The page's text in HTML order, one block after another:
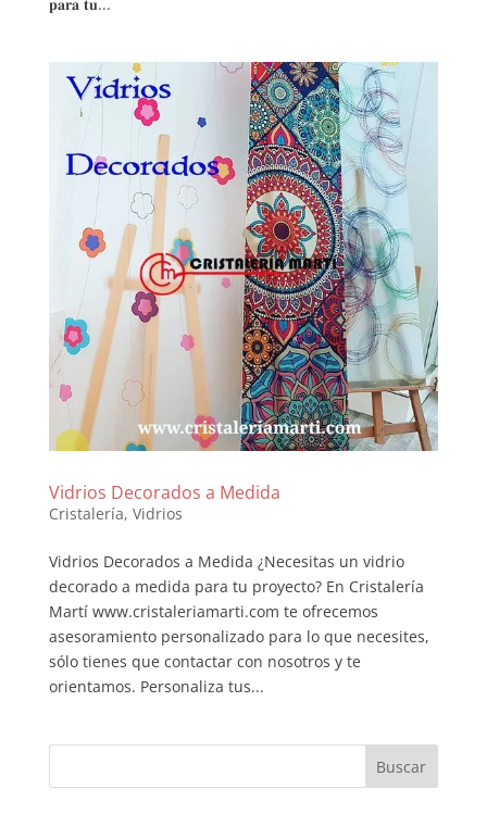
Vidrios Decorados a Medida
Cristalería, Vidrios
Vidrios Decorados a Medida ¿Necesitas un vidrio
decorado a medida para tu proyecto? En Cristalería
Martí www.cristaleriamarti.com te ofrecemos
asesoramiento personalizado para lo que necesites,
sólo tienes que contactar con nosotros y te
orientamos. Personaliza tus...